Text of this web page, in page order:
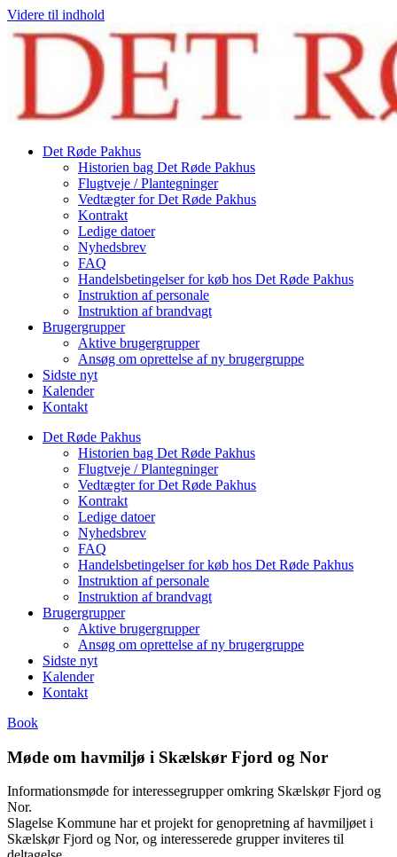
Videre til indhold
Det Røde Pakhus
Historien bag Det Røde Pakhus
Flugtveje / Plantegninger
Vedtægter for Det Røde Pakhus
Kontrakt
Ledige datoer
Nyhedsbrev
FAQ
Handelsbetingelser for køb hos Det Røde Pakhus
Instruktion af personale
Instruktion af brandvagt
Brugergrupper
Aktive brugergrupper
Ansøg om oprettelse af ny brugergruppe
Sidste nyt
Kalender
Kontakt
Det Røde Pakhus
Historien bag Det Røde Pakhus
Flugtveje / Plantegninger
Vedtægter for Det Røde Pakhus
Kontrakt
Ledige datoer
Nyhedsbrev
FAQ
Handelsbetingelser for køb hos Det Røde Pakhus
Instruktion af personale
Instruktion af brandvagt
Brugergrupper
Aktive brugergrupper
Ansøg om oprettelse af ny brugergruppe
Sidste nyt
Kalender
Kontakt
Book
Møde om havmiljø i Skælskør Fjord og Nor
Informationsmøde for interessegrupper omkring Skælskør Fjord og
Nor.
Slagelse Kommune har et projekt for genopretning af havmiljøet i
Skælskør Fjord og Nor, og interesserede grupper inviteres til